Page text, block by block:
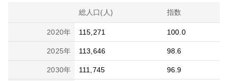
総人口(人) 指数
2020年 115,271 100.0
2025年 113,646 98.6
2030年 111,745 96.9